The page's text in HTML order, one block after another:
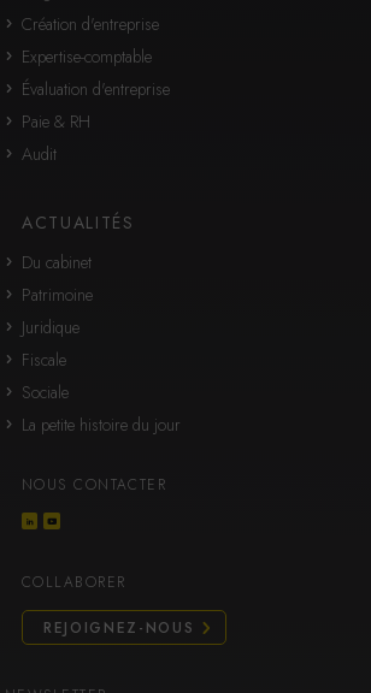
Création d'entreprise
Expertise-comptable
Évaluation d'entreprise
Paie & RH
Audit
ACTUALITÉS
Du cabinet
Patrimoine
Juridique
Fiscale
Sociale
La petite histoire du jour
NOUS CONTACTER
COLLABORER
REJOIGNEZ-NOUS